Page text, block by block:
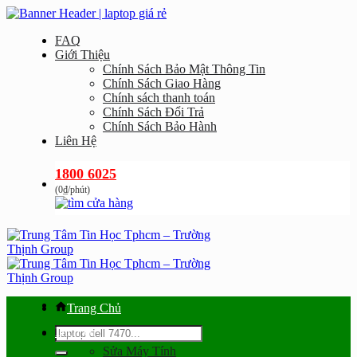
Bỏ
FAQ
Giới Thiệu
Chính Sách Bảo Mật Thông Tin
Chính Sách Giao Hàng
Chính sách thanh toán
Chính Sách Đổi Trả
Chính Sách Bảo Hành
Liên Hệ
1800 6025
(0₫/phút)
Tìm
kiếm:
Trang Chủ
Dịch vụ
Sửa Máy Tính